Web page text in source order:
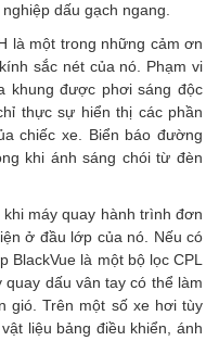
dấu gạch ngang.
là một trong những cảm ơn
sắc nét của nó. Phạm vi
khung được phơi sáng độc
thực sự hiển thị các phần
chiếc xe. Biển báo đường
khi ánh sáng chói từ đèn
máy quay hành trình đơn
ở đầu lớp của nó. Nếu có
BlackVue là một bộ lọc CPL
dấu vân tay có thể làm
gió. Trên một số xe hơi tùy
liệu bảng điều khiển, ánh